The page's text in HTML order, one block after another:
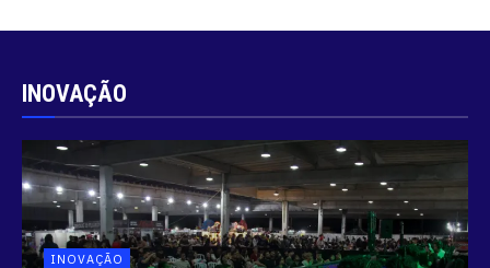
INOVAÇÃO
INOVAÇÃO